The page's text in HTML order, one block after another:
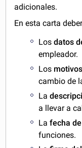
adicionales.
En esta carta
Losdatos
empleador.
Los motivos
cambio de
La
a llevar a
La fecha
funciones.